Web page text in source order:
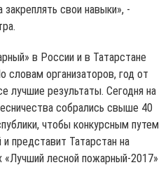
свои навыки», -
в России и в Татарстане
словам организаторов, год от
лучшие результаты. Сегодня на
собрались свыше 40
чтобы конкурсным путем
представит Татарстан на
«Лучший лесной пожарный-2017»